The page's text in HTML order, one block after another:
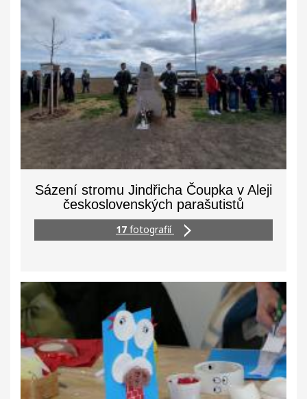
Sázení stromu Jindřicha Čoupka v Aleji
československých parašutistů
17 fotografií